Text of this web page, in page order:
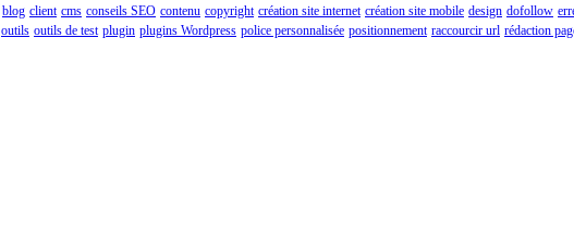
blog client cms conseils SEO contenu copyright création site internet création site mobile design dofollow
outils outils de test plugin plugins Wordpress police personnalisée positionnement raccourcir url rédaction